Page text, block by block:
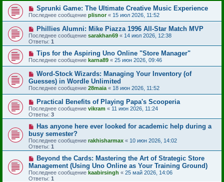
Sprunki Game: The Ultimate Creative Music Experience
Последнее сообщение plisnor« 15 июл 2026, 11:52
Phillies Alumni: Mike Piazza 1996 All-Star Match MVP
Последнее сообщение sarakhan69 « 14 июл 2026, 12:38
Ответы: 1
Tips for the Aspiring Uno Online "Store Manager"
Последнее сообщение karna89 « 25 июн 2026, 09:46
Word-Stock Wizards: Managing Your Inventory (of
Guesses) in Wordle Unlimited
Последнее сообщение 28maia « 18 июн 2026, 11:52
Practical Benefits of Playing Papa's Scooperia
Последнее сообщение vikram « 11 июн 2026, 11:24
Ответы: 3
Has anyone here ever looked for academic help during a
busy semester?
Последнее сообщение rakhisharmax « 10 июн 2026, 14:02
Ответы: 1
Beyond the Cards: Mastering the Art of Strategic Store
Management (Using Uno Online as Your Training Ground)
Последнее сообщение kaabirsingh « 25 май 2026, 14:06
Ответы: 1